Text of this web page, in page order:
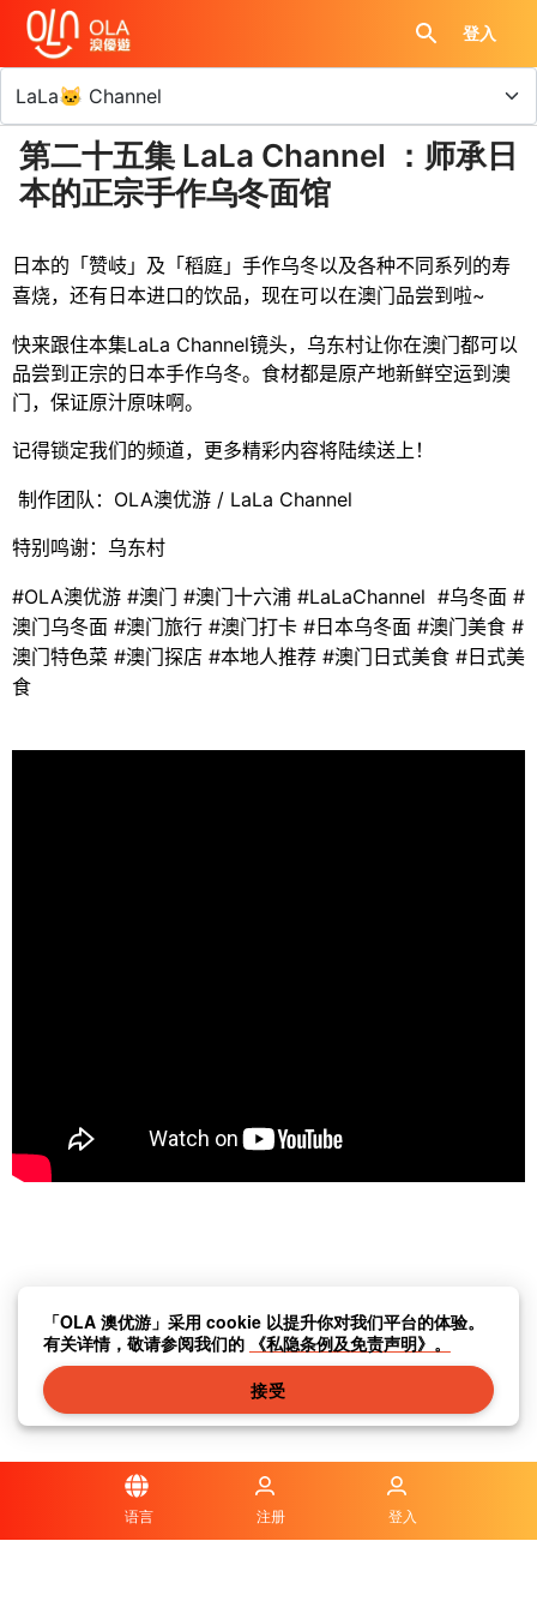
登入
第二十五集 LaLa Channel ：师承日
本的正宗手作乌冬面馆
日本的「赞岐」及「稻庭」手作乌冬以及各种不同系列的寿
喜烧，还有日本进口的饮品，现在可以在澳门品尝到啦~
快来跟住本集LaLa Channel镜头，乌东村让你在澳门都可以
品尝到正宗的日本手作乌冬。食材都是原产地新鲜空运到澳
门，保证原汁原味啊。
记得锁定我们的频道，更多精彩内容将陆续送上！
制作团队： OLA澳优游 / LaLa Channel
特别鸣谢：乌东村
#OLA澳优游 #澳门 #澳门十六浦 #LaLaChannel #乌冬面 #
澳门乌冬面 #澳门旅行 #澳门打卡 # 日本乌冬面 #澳门美食 #
澳门特色菜 #澳门探店 #本地人推荐 #澳门日式美食 # 日式美
食
语言 注册 登入
「OLA 澳优游」采用 cookie 以提升你对我们平台的体验。
有关详情，敬请参阅我们的 《私隐条例及免责声明》。
接受